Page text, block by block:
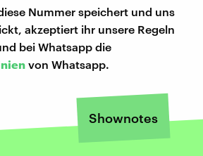
Nummer speichert und uns
akzeptiert ihr unsere Regeln
bei Whatsapp die
von Whatsapp.
Shownotes